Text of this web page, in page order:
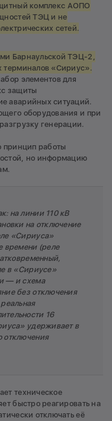
комплекс АОПО
ТЭЦ и не
сетей.
Барнаульской ТЭЦ-2,
терминалов «Сириус».
элементов для
защиты
аварийных ситуаций.
оборудования и при
генерации.
принцип работы
но информацию
на линии 110 кВ
на отключение
«Сириуса»
времени (реле
в «Сириусе»
— и схема
без отключения
16
удерживает в
отключения
техническое
быстро реагировать на
отключать её